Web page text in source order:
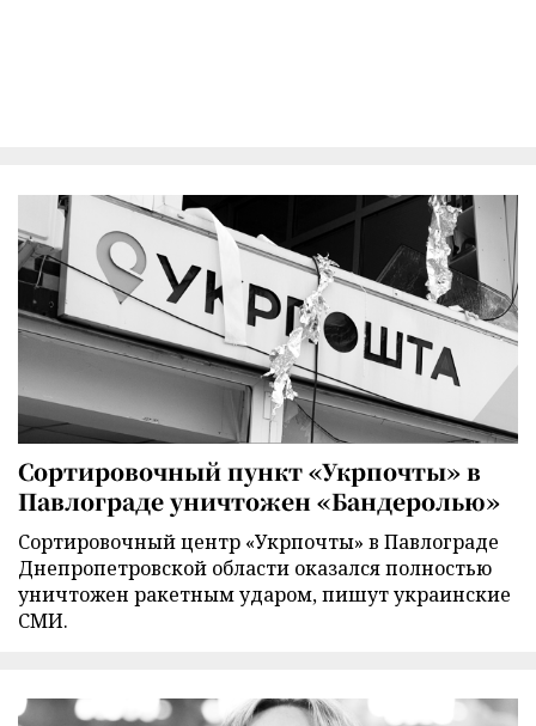
Сортировочный пункт «Укрпочты» в
Павлограде уничтожен «Бандеролью»
Сортировочный центр «Укрпочты» в Павлограде
Днепропетровской области оказался полностью
уничтожен ракетным ударом, пишут украинские
СМИ.